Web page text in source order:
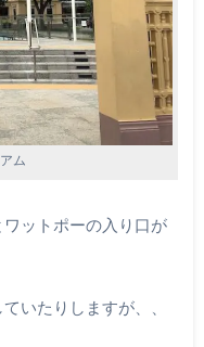
ム
ットポーの入り口が
いたりしますが、、